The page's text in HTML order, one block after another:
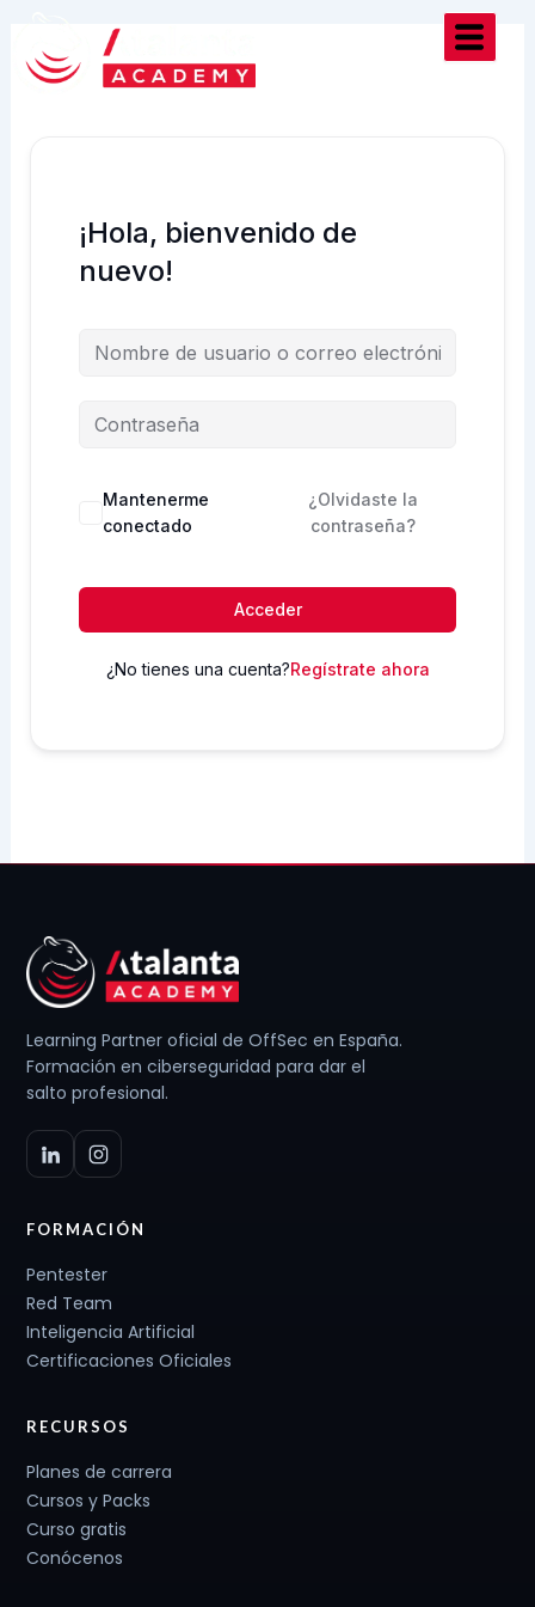
contenido
¡Hola, bienvenido de
nuevo!
Mantenerme
conectado
¿Olvidaste la
contraseña?
Acceder
¿No tienes una cuenta?Regístrate ahora
Learning Partner oficial de OffSec en España.
Formación en ciberseguridad para dar el
salto profesional.
FORMACIÓN
Pentester
Red Team
Inteligencia Artificial
Certificaciones Oficiales
RECURSOS
Planes de carrera
Cursos y Packs
Curso gratis
Conócenos